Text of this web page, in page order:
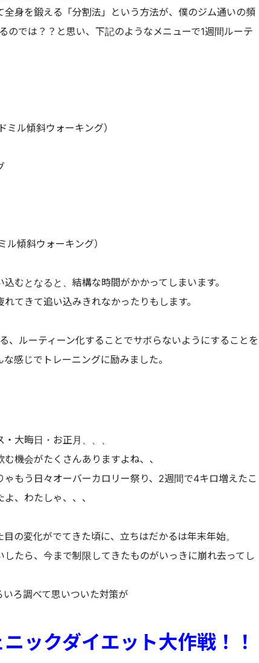
身を鍛える「分割法」という方法が、僕のジム通いの頻
のでは？？と思い、下記のようなメニューで1週間ルーテ
ル傾斜ウォーキング）
傾斜ウォーキング）
むとなると、結構な時間がかかってしまいます。
てきて追い込みきれなかったりもします。
、ルーティーン化することでサボらないようにすることを
感じでトレーニングに励みました。
大晦日・お正月、、、
機会がたくさんありますよね、、
もう日々オーバーカロリー祭り、2週間で4キロ増えたこ
、わたしゃ、、、
の変化がでてきた頃に、立ちはだかるは年末年始。
たら、今まで制限してきたものがいっきに崩れ去ってし
ろ調べて思いついた対策が
ックダイエット大作戦！！